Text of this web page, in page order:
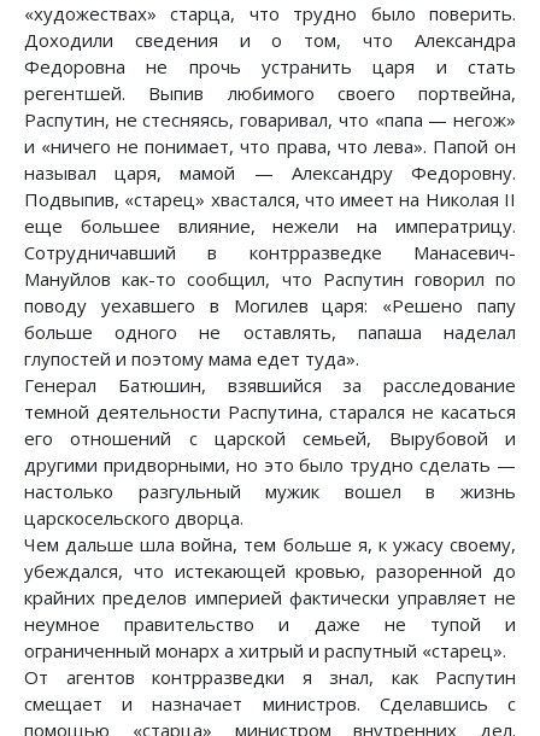
«художествах» старца, что трудно было поверить.
Доходили сведения и о том, что Александра
Федоровна не прочь устранить царя и стать
регентшей. Выпив любимого своего портвейна,
Распутин, не стесняясь, говаривал, что «папа — негож»
и «ничего не понимает, что права, что лева». Папой он
называл царя, мамой — Александру Федоровну.
Подвыпив, «старец» хвастался, что имеет на Николая II
еще большее влияние, нежели на императрицу.
Сотрудничавший в контрразведке Манасевич-
Мануйлов как-то сообщил, что Распутин говорил по
поводу уехавшего в Могилев царя: «Решено папу
больше одного не оставлять, папаша наделал
глупостей и поэтому мама едет туда».
Генерал Батюшин, взявшийся за расследование
темной деятельности Распутина, старался не касаться
его отношений с царской семьей, Вырубовой и
другими придворными, но это было трудно сделать —
настолько разгульный мужик вошел в жизнь
царскосельского дворца.
Чем дальше шла война, тем больше я, к ужасу своему,
убеждался, что истекающей кровью, разоренной до
крайних пределов империей фактически управляет не
неумное правительство и даже не тупой и
ограниченный монарх а хитрый и распутный «старец».
От агентов контрразведки я знал, как Распутин
смещает и назначает министров. Сделавшись с
помощью «старца» министром внутренних дел.